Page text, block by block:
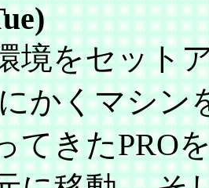
をセット
かくマシン
てきたPRO